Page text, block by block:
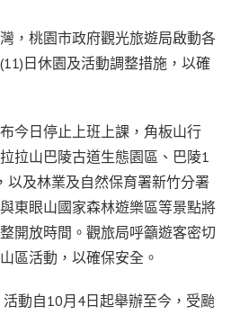
，桃園市政府觀光旅遊局啟動各
日休園及活動調整措施，以確
今日停止上班上課，角板山行
拉山巴陵古道生態園區、巴陵1
以及林業及自然保育署新竹分署
東眼山國家森林遊樂區等景點將
開放時間。觀旅局呼籲遊客密切
區活動，以確保安全。
動自10月4日起舉辦至今，受颱